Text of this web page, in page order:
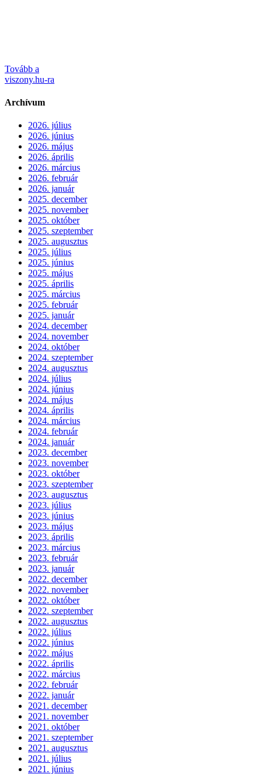
Tovább a
viszony.hu-ra
Archívum
2026. július
2026. június
2026. május
2026. április
2026. március
2026. február
2026. január
2025. december
2025. november
2025. október
2025. szeptember
2025. augusztus
2025. július
2025. június
2025. május
2025. április
2025. március
2025. február
2025. január
2024. december
2024. november
2024. október
2024. szeptember
2024. augusztus
2024. július
2024. június
2024. május
2024. április
2024. március
2024. február
2024. január
2023. december
2023. november
2023. október
2023. szeptember
2023. augusztus
2023. július
2023. június
2023. május
2023. április
2023. március
2023. február
2023. január
2022. december
2022. november
2022. október
2022. szeptember
2022. augusztus
2022. július
2022. június
2022. május
2022. április
2022. március
2022. február
2022. január
2021. december
2021. november
2021. október
2021. szeptember
2021. augusztus
2021. július
2021. június